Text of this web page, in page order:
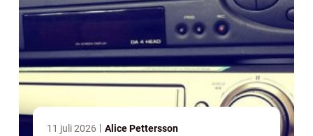
11 juli 2026 Alice Pettersson